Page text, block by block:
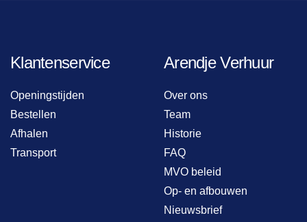
Klantenservice
Openingstijden
Bestellen
Afhalen
Transport
Arendje Verhuur
Over ons
Team
Historie
FAQ
MVO beleid
Op- en afbouwen
Nieuwsbrief